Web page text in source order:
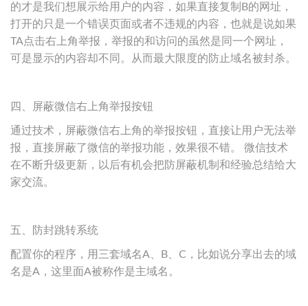
的才是我们想展示给用户的内容，如果直接复制B的网址，
打开的只是一个错误页面或者不违规的内容，也就是说如果
TA点击右上角举报，举报的和访问的虽然是同一个网址，
可是显示的内容却不同。从而最大限度的防止域名被封杀。
四、屏蔽微信右上角举报按钮
通过技术，屏蔽微信右上角的举报按钮，直接让用户无法举
报，直接屏蔽了微信的举报功能，效果很不错。 微信技术
在不断升级更新，以后有机会把防屏蔽机制和经验总结给大
家交流。
五、防封跳转系统
配置你的程序，用三套域名A、B、C，比如说分享出去的域
名是A，这里面A被称作是主域名。